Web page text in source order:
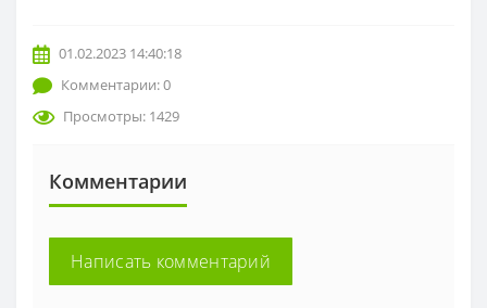
01.02.2023 14:40:18
Комментарии: 0
Просмотры: 1429
Комментарии
Написать комментарий